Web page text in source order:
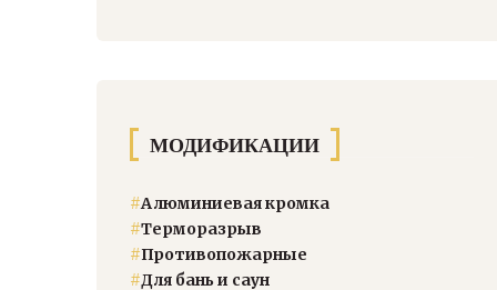
МОДИФИКАЦИИ
#Алюминиевая кромка
#Терморазрыв
#Противопожарные
#Для бань и саун